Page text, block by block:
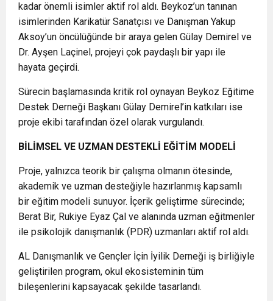
kadar önemli isimler aktif rol aldı. Beykoz’un tanınan
isimlerinden Karikatür Sanatçısı ve Danışman Yakup
Aksoy’un öncülüğünde bir araya gelen Gülay Demirel ve
Dr. Ayşen Laçinel , projeyi çok paydaşlı bir yapı ile
hayata geçirdi.
Sürecin başlamasında kritik rol oynayan Beykoz Eğitime
Destek Derneği Başkanı Gülay Demirel’in katkıları ise
proje ekibi tarafından özel olarak vurgulandı.
BİLİMSEL VE UZMAN DESTEKLİ EĞİTİM MODELİ
Proje, yalnızca teorik bir çalışma olmanın ötesinde,
akademik ve uzman desteğiyle hazırlanmış kapsamlı
bir eğitim modeli sunuyor. İçerik geliştirme sürecinde;
Berat Bir, Rukiye Eyaz Çal ve alanında uzman eğitmenler
ile psikolojik danışmanlık (PDR) uzmanları aktif rol aldı.
AL Danışmanlık ve Gençler İçin İyilik Derneği iş birliğiyle
geliştirilen program, okul ekosisteminin tüm
bileşenlerini kapsayacak şekilde tasarlandı.